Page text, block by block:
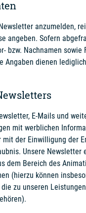
anzumelden,
angeben. Sofern
bzw. Nachnamen sowie
Angaben dienen
E-Mails und
mit werblichen
mit der Einwilligung der
Unsere Newsletter
dem Bereich des
(hierzu können
zu unseren
.